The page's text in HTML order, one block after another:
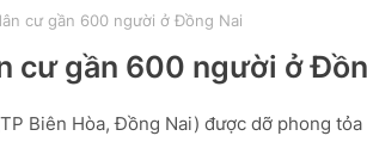
cư gần 600 người ở Đồng Nai
cư gần 600 người ở
Biên Hòa, Đồng Nai) được dỡ phong